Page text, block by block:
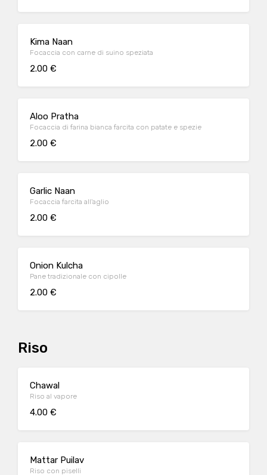
Kima Naan
Focaccia con carne di suino speziata
2.00 €
Aloo Pratha
Focaccia di farina bianca farcita con patate e spezie
2.00 €
Garlic Naan
Focaccia farcita all'aglio
2.00 €
Onion Kulcha
Pane tradizionale con cipolle
2.00 €
Riso
Chawal
Riso al vapore
4.00 €
Mattar Puilav
Riso con piselli